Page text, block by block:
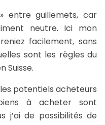
entre guillemets, car
neutre. Ici mon
facilement, sans
sont les règles du
Suisse.
potentiels acheteurs
à acheter sont
j’ai de possibilités de